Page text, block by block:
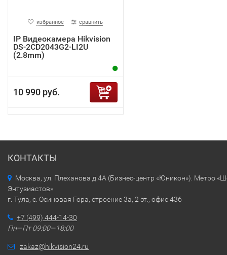
избранное сравнить
IP Видеокамера Hikvision
DS-2CD2043G2-LI2U
(2.8mm)
10 990 руб.
КОНТАКТЫ
Москва, ул. Плеханова д.4А (Бизнес-центр «Юникон»). Метро
Энтузиастов»
г. Тула, с. Осиновая Гора, строение 3а, 2 эт., офис 436
+7 (499) 444-14-30
Пн—Пт 09:00—18:00
zakaz@hikvision24.ru